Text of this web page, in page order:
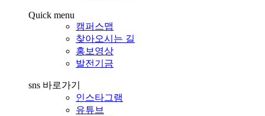
Quick menu
캠퍼스맵
찾아오시는 길
홍보영상
발전기금
sns 바로가기
인스타그램
유튜브